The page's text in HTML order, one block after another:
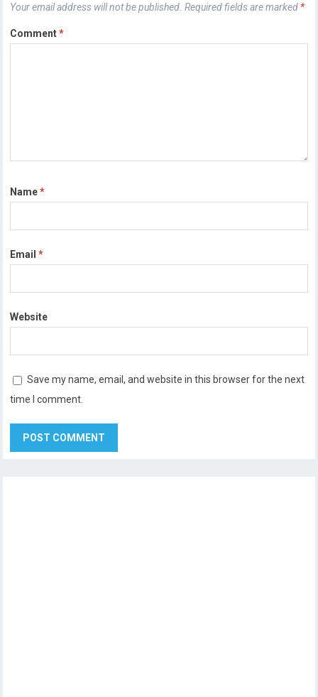
Your email address will not be published. Required fields are marked *
Comment*
Name*
Email*
Website
Save my name, email, and website in this browser for the next
time I comment.